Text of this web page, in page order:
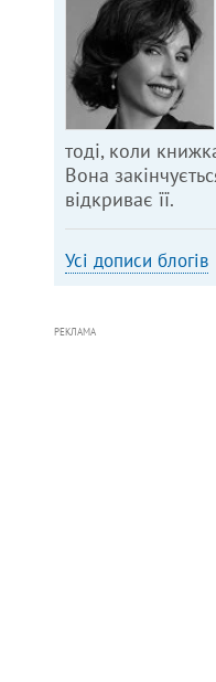
тоді, коли
Вона
відкриває її.
Усі дописи блогів
РЕКЛАМА